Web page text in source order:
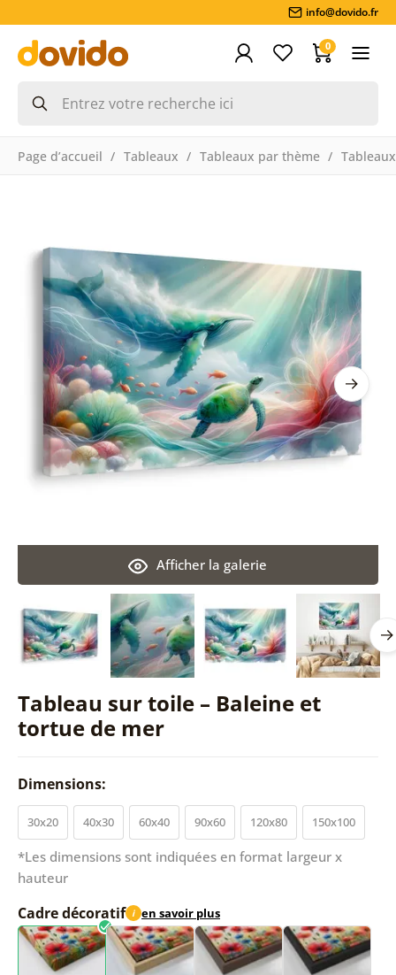
info@dovido.fr
0
Page d’accueil Tableaux Tableaux par thème
Tableau sur toile – Baleine et
tortue de mer
Afficher la galerie
Dimensions:
30x20 40x30 60x40 90x60 120x80 150x100
*Les dimensions sont indiquées en format largeur x
hauteur
Cadre décoratif i en savoir plus